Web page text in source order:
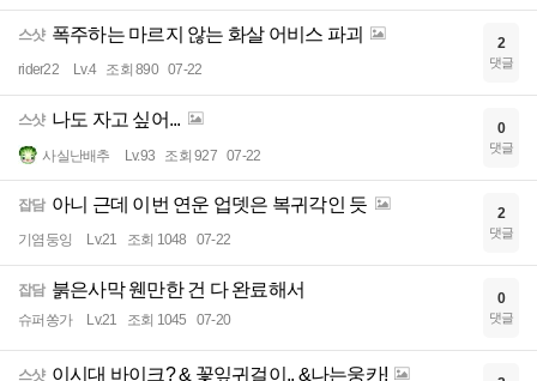
스샷 폭주하는 마르지 않는 화살 어비스 파괴
rider22 Lv.4 조회 890 07-22
2
댓글
스샷 나도 자고 싶어...
사실난배추 Lv.93 조회 927 07-22
0
댓글
잡담 아니 근데 이번 연운 업뎃은 복귀각인 듯
기염둥잉 Lv.21 조회 1048 07-22
2
댓글
잡담 붉은사막 웬만한 건 다 완료해서
슈퍼쏭가 Lv.21 조회 1045 07-20
0
댓글
스샷 이시대 바이크? & 꽃잎귀걸이.. &나는웅카!